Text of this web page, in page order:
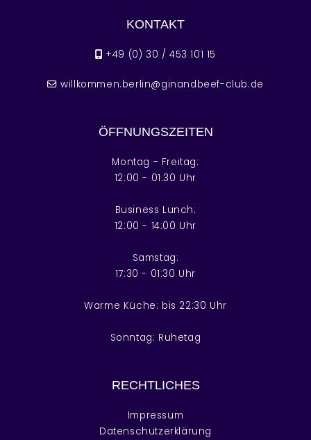
KONTAKT
+49 (0) 30 / 453 101 15
willkommen.berlin@ginandbeef-club.de
ÖFFNUNGSZEITEN
Montag - Freitag:
12:00 - 01:30 Uhr
Business Lunch:
12:00 - 14:00 Uhr
Samstag:
17:30 - 01:30 Uhr
Warme Küche: bis 22:30 Uhr
Sonntag: Ruhetag
RECHTLICHES
Impressum
Datenschutzerklärung